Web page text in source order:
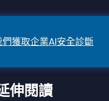
獲取企業AI安全診斷
伸閱讀